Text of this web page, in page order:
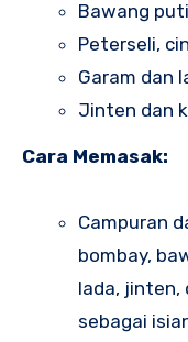
Bawang
Peterseli,
Garam dan
Jinten dan
Cara Memasak:
Campuran
bombay,
lada, jinten,
sebagai